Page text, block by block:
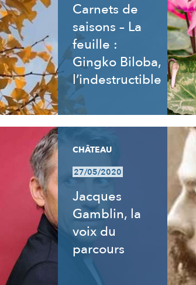
Carnets de
saisons – La
feuille :
Gingko Biloba,
l’indestructible
CHÂTEAU
27/05/2020
Jacques
Gamblin, la
voix du
parcours